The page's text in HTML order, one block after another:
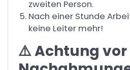
zweiten Person.
Nach einer Stunde
keine Leiter mehr!
⚠️ Achtung